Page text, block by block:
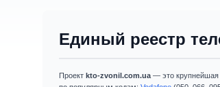
Единый реестр
Проект kto-zvonil.com.ua— это крупнейшая